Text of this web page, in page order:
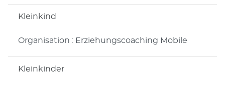
Kleinkind
Organisation : Erziehungscoaching Mobile
Kleinkinder